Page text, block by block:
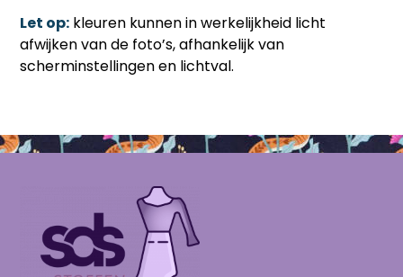
Let op: kleuren kunnen in werkelijkheid licht
afwijken van de foto’s, afhankelijk van
scherminstellingen en lichtval.